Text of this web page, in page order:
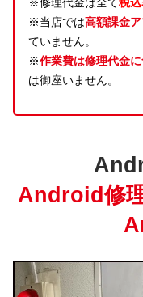
※当店では高額課金
ていません。
※作業費は修理代金
は御座いません。
Android修